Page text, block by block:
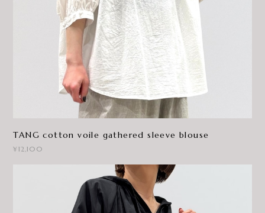
TANG cotton voile gathered sleeve blouse
¥12,100